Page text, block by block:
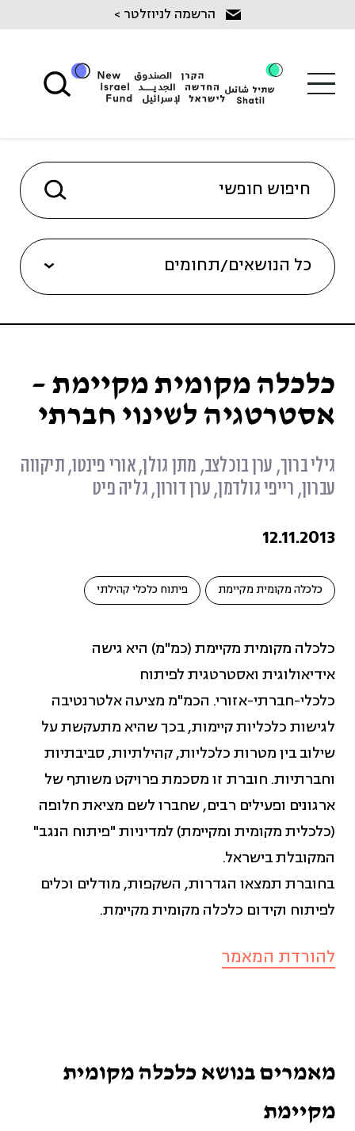
content
הרשמה לניוזלטר >
כל הנושאים/תחומים
שיקום מכליל בנגב (8)
גזענות (11)
גיוון והכלה בארגונים (34)
דיגיטל, תוכן וסושיאל (3)
שינוי מדיניות (1)
חברה משותפת (5)
כלכלה מקומית מקיימת (58)
מאבקים חברתיים (14)
מגדר (11)
מדדי איכות חיים (12)
מדידה והערכה (2)
ניהול ומנהיגות (4)
שתיל - פעילויות ואירועים
כלכלה מקומית מקיימת –
אסטרטגיה לשינוי חברתי
גילי ברוך, ערן בוכלצב, מתן גולן, אורי פינטו, תיקווה
עברון, רייפי גולדמן, ערן דורון, גליה פיט
12.11.2013
כלכלה מקומית מקיימת פיתוח כלכלי קהילתי
כלכלה מקומית מקיימת (כמ"מ) היא גישה
אידיאולוגית ואסטרטגית לפיתוח
כלכלי-חברתי-אזורי. הכמ"מ מציעה אלטרנטיבה
לגישות כלכליות קיימות, בכך שהיא מתעקשת על
שילוב בין מטרות כלכליות, קהילתיות, סביבתיות
וחברתיות. חוברת זו מסכמת פרויקט משותף של
ארגונים ופעילים רבים, שחברו לשם מציאת חלופה
(כלכלית מקומית ומקיימת) למדיניות "פיתוח הנגב"
המקובלת בישראל.
בחוברת תמצאו הגדרות, השקפות, מודלים וכלים
לפיתוח וקידום כלכלה מקומית מקיימת.
להורדת המאמר
מאמרים בנושא כלכלה מקומית
מקיימת